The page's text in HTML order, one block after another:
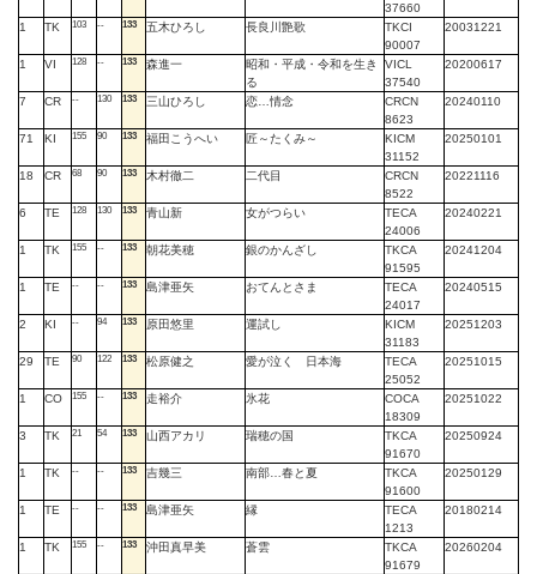
37660
1 TK 103 -- 133 五木ひろし 長良川艶歌
TKCI
90007
20031221
1 VI 128 -- 133 森進一
昭和・平成・令和を生き
る
VICL
37540
20200617
7 CR -- 130 133 三山ひろし 恋…情念
CRCN
8623
20240110
71 KI 155 90 133 福田こうへい 匠～たくみ～
KICM
31152
20250101
18 CR 68 90 133 木村徹二 二代目
CRCN
8522
20221116
6 TE 128 130 133 青山新 女がつらい
TECA
24006
20240221
1 TK 155 -- 133 朝花美穂 銀のかんざし
TKCA
91595
20241204
1 TE -- -- 133 島津亜矢 おてんとさま
TECA
24017
20240515
2 KI -- 94 133 原田悠里 運試し
KICM
31183
20251203
29 TE 90 122 133 松原健之 愛が泣く 日本海
TECA
25052
20251015
1 CO 155 -- 133 走裕介 氷花
COCA
18309
20251022
3 TK 21 54 133 山西アカリ 瑞穂の国
TKCA
91670
20250924
1 TK -- -- 133 吉幾三 南部…春と夏
TKCA
91600
20250129
1 TE -- -- 133 島津亜矢 縁
TECA
1213
20180214
1 TK 155 -- 133 沖田真早美 蒼雲
TKCA
91679
20260204